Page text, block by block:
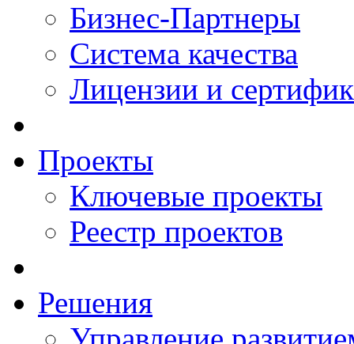
Бизнес-Партнеры
Система качества
Лицензии и
Проекты
Ключевые проекты
Реестр проектов
Решения